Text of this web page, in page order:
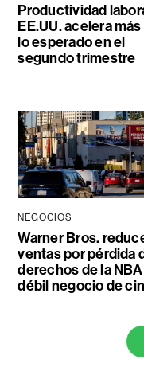
Productividad
EE.UU. acelera
lo esperado en el
segundo trimestre
NEGOCIOS
Warner Bros.
ventas por pérdida
derechos de la
débil negocio de